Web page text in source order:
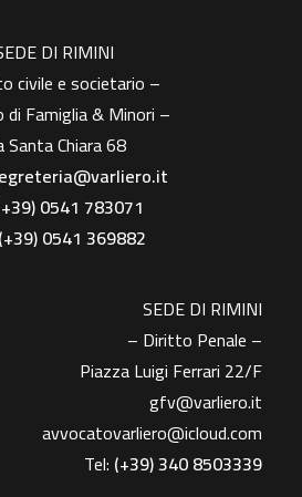
DI RIMINI
civile e societario –
Famiglia & Minori –
Santa Chiara 68
0541 783071
(+39)0541 369882
SEDE DI RIMINI
– Diritto Penale –
Piazza Luigi Ferrari 22/F
gfv@varliero.it
avvocatovarliero@icloud.com
Tel: (+39) 340 8503339